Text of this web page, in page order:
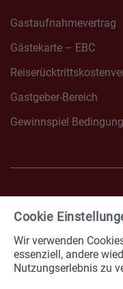
Gastaufnahmevertrag
Gästekarte – EBC
Gastgeber-Bereich
Gewinnspiel
Cookie
Wir verwenden
essenziell, andere
Nutzungserlebnis zu